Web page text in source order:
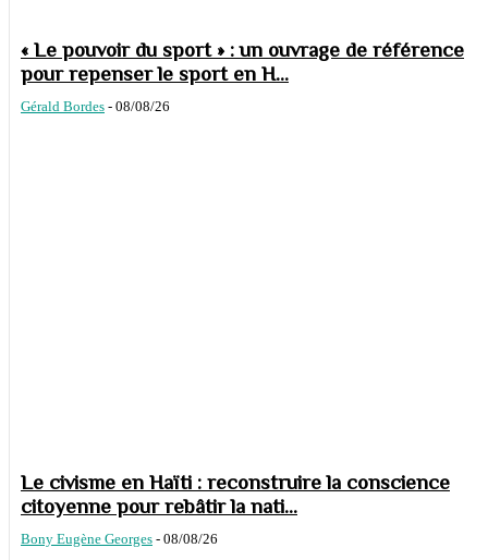
« Le pouvoir du sport » : un ouvrage de référence
pour repenser le sport en H...
Gérald Bordes - 08/08/26
Le civisme en Haïti : reconstruire la conscience
citoyenne pour rebâtir la nati...
Bony Eugène Georges - 08/08/26